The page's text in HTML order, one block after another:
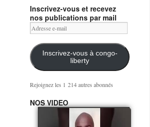
Inscrivez-vous et recevez
nos publications par mail
Adresse
e-
mail
Inscrivez-vous à congo-
liberty
Rejoignez les 1 214 autres abonnés
NOS VIDEO
Mingwa BIANGO : Ni